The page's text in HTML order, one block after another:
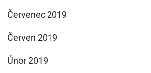
Červenec 2019
Červen 2019
Únor 2019